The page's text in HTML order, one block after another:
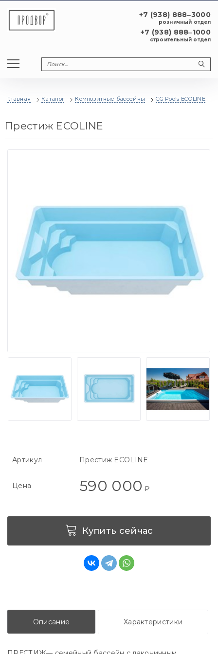
+7 (938) 888‒3000
розничный отдел
+7 (938) 888‒1000
строительный отдел
Главная Каталог Композитные бассейны CG Pools ECOLINE
Престиж ECOLINE
Артикул Престиж ECOLINE
Цена 590 000 ₽
Купить сейчас
Описание Характеристики